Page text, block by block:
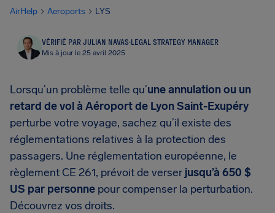
AirHelp Aeroports LYS
VÉRIFIÉ PAR JULIAN NAVAS·LEGAL STRATEGY MANAGER
Mis à jour le 25 avril 2025
Lorsqu’un problème telle qu’une annulation ou un
retard de vol à Aéroport de Lyon Saint-Exupéry
perturbe votre voyage, sachez qu’il existe des
réglementations relatives à la protection des
passagers. Une réglementation européenne, le
règlement CE 261, prévoit de verser jusqu’à 650 $
US par personne pour compenser la perturbation.
Découvrez vos droits.